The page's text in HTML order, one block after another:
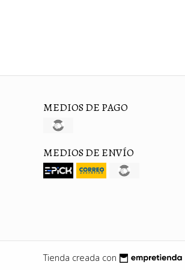
MEDIOS DE PAGO
MEDIOS DE ENVÍO
Tienda creada con